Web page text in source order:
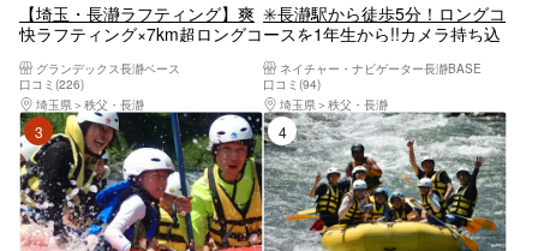
【埼玉・長瀞ラフティング】爽
快ラフティング×7km超ロングコ
ラン｜シャワー・ドライヤー完
備で女子旅＆ファミリーにおす
すめ◎カップル・女性グループ
にも◎
グランデックス長瀞ベース
口コミ(226)
埼玉県
秩父・長瀞
✳️長瀞駅から徒歩5分！ロングコ
ースを1年生から!!カメラ持ち込
水シャワー有景勝地「長瀞渓
谷」で爽快川下り！【埼玉県・
秩父長瀞・ラフティング】
ネイチャー・ナビゲーター長瀞BASE
口コミ(94)
埼玉県
秩父・長瀞
3位 4位